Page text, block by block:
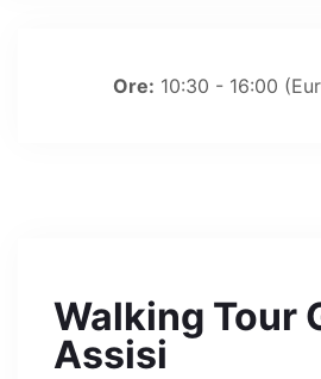
Walking Tour
Assisi
Ore: 10:30 - 16:00